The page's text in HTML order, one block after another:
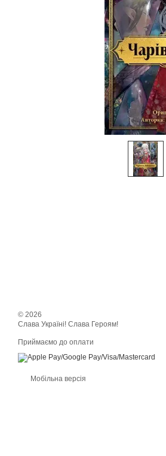
© 2026
Слава Україні! Слава Героям!
Приймаємо до оплати
Мобільна версія